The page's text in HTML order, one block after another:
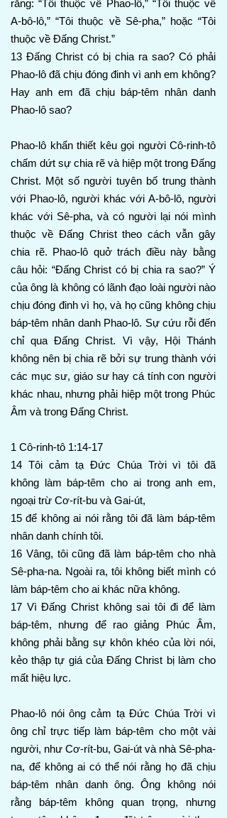
rằng: “Tôi thuộc về Phao-lô,” “Tôi thuộc về
A-bô-lô,” “Tôi thuộc về Sê-pha,” hoặc “Tôi
thuộc về Đấng Christ.”
13 Đấng Christ có bị chia ra sao? Có phải
Phao-lô đã chịu đóng đinh vì anh em không?
Hay anh em đã chịu báp-têm nhân danh
Phao-lô sao?
Phao-lô khẩn thiết kêu gọi người Cô-rinh-tô
chấm dứt sự chia rẽ và hiệp một trong Đấng
Christ. Một số người tuyên bố trung thành
với Phao-lô, người khác với A-bô-lô, người
khác với Sê-pha, và có người lại nói mình
thuộc về Đấng Christ theo cách vẫn gây
chia rẽ. Phao-lô quở trách điều này bằng
câu hỏi: “Đấng Christ có bị chia ra sao?” Ý
của ông là không có lãnh đạo loài người nào
chịu đóng đinh vì họ, và họ cũng không chịu
báp-têm nhân danh Phao-lô. Sự cứu rỗi đến
chỉ qua Đấng Christ. Vì vậy, Hội Thánh
không nên bị chia rẽ bởi sự trung thành với
các mục sư, giáo sư hay cá tính con người
khác nhau, nhưng phải hiệp một trong Phúc
Âm và trong Đấng Christ.
1 Cô-rinh-tô 1:14-17
14 Tôi cảm tạ Đức Chúa Trời vì tôi đã
không làm báp-têm cho ai trong anh em,
ngoại trừ Cơ-rít-bu và Gai-út,
15 để không ai nói rằng tôi đã làm báp-têm
nhân danh chính tôi.
16 Vâng, tôi cũng đã làm báp-têm cho nhà
Sê-pha-na. Ngoài ra, tôi không biết mình có
làm báp-têm cho ai khác nữa không.
17 Vì Đấng Christ không sai tôi đi để làm
báp-têm, nhưng để rao giảng Phúc Âm,
không phải bằng sự khôn khéo của lời nói,
kẻo thập tự giá của Đấng Christ bị làm cho
mất hiệu lực.
Phao-lô nói ông cảm tạ Đức Chúa Trời vì
ông chỉ trực tiếp làm báp-têm cho một vài
người, như Cơ-rít-bu, Gai-út và nhà Sê-pha-
na, để không ai có thể nói rằng họ đã chịu
báp-têm nhân danh ông. Ông không nói
rằng báp-têm không quan trọng, nhưng